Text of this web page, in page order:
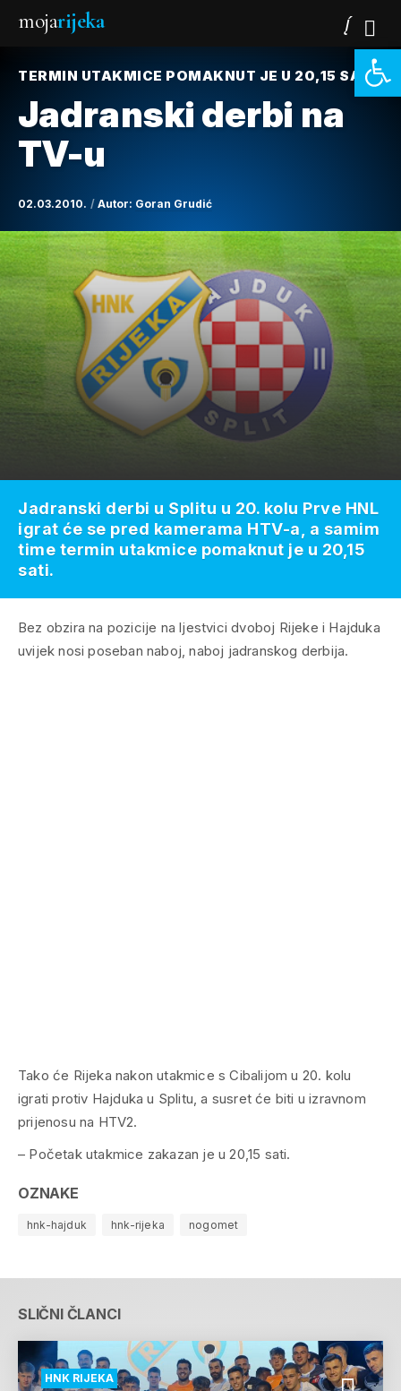
mojarijeka
TERMIN UTAKMICE POMAKNUT JE U 20,15 SATI
Jadranski derbi na
TV-u
02.03.2010. Autor: Goran Grudić
Bez obzira na pozicije na ljestvici dvoboj Rijeke i Hajduka
uvijek nosi poseban naboj, naboj jadranskog derbija.
Tako će Rijeka nakon utakmice s Cibalijom u 20. kolu
igrati protiv Hajduka u Splitu, a susret će biti u izravnom
prijenosu na HTV2.
– Početak utakmice zakazan je u 20,15 sati.
OZNAKE
hnk-hajduk hnk-rijeka nogomet
Jadranski derbi u Splitu u 20. kolu Prve HNL
igrat će se pred kamerama HTV-a, a samim
time termin utakmice pomaknut je u 20,15
sati.
SLIČNI ČLANCI
HNK RIJEKA